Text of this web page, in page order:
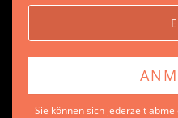
Sie können sich jederzeit